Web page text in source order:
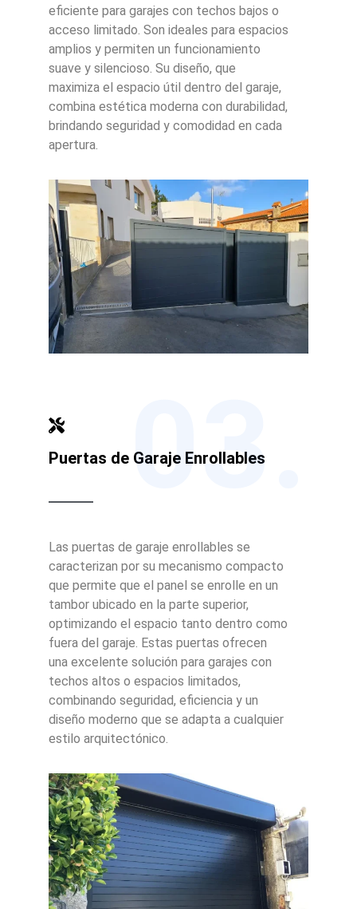
eficiente para garajes con techos bajos o
acceso limitado. Son ideales para espacios
amplios y permiten un funcionamiento
suave y silencioso. Su diseño, que
maximiza el espacio útil dentro del garaje,
combina estética moderna con durabilidad,
brindando seguridad y comodidad en cada
apertura.
Puertas de Garaje Enrollables
03.
Las puertas de garaje enrollables se
caracterizan por su mecanismo compacto
que permite que el panel se enrolle en un
tambor ubicado en la parte superior,
optimizando el espacio tanto dentro como
fuera del garaje. Estas puertas ofrecen
una excelente solución para garajes con
techos altos o espacios limitados,
combinando seguridad, eficiencia y un
diseño moderno que se adapta a cualquier
estilo arquitectónico.